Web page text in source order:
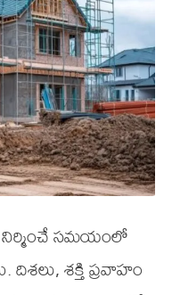
సమయంలో
దిశలు, శక్తి ప్రవాహం